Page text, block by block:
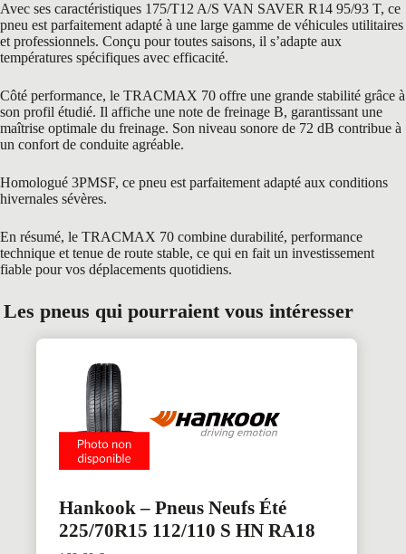
Avec ses caractéristiques 175/T12 A/S VAN SAVER R14 95/93 T, ce
pneu est parfaitement adapté à une large gamme de véhicules utilitaires
et professionnels. Conçu pour toutes saisons, il s’adapte aux
températures spécifiques avec efficacité.
Côté performance, le TRACMAX 70 offre une grande stabilité grâce à
son profil étudié. Il affiche une note de freinage B, garantissant une
maîtrise optimale du freinage. Son niveau sonore de 72 dB contribue à
un confort de conduite agréable.
Homologué 3PMSF, ce pneu est parfaitement adapté aux conditions
hivernales sévères.
En résumé, le TRACMAX 70 combine durabilité, performance
technique et tenue de route stable, ce qui en fait un investissement
fiable pour vos déplacements quotidiens.
Les pneus qui pourraient vous intéresser
Hankook – Pneus Neufs Été
225/70R15 112/110 S HN RA18